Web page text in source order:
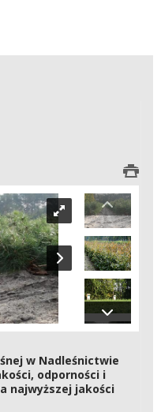
w Nadleśnictwie
odporności i
najwyższej jakości